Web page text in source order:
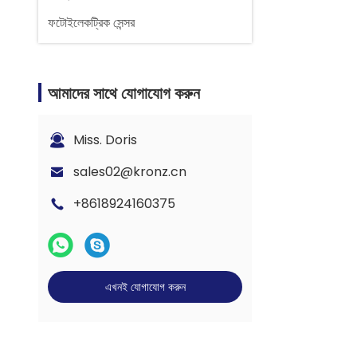
ফটোইলেকট্রিক সেন্সর
আমাদের সাথে যোগাযোগ করুন
Miss. Doris
sales02@kronz.cn
+8618924160375
এখনই যোগাযোগ করুন